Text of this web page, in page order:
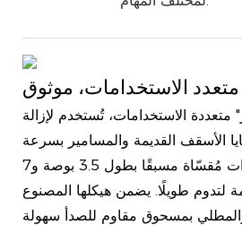
الاستخدامات، موثوق
متعددة الاستخدامات، تُستخدم لإزالة
الأسقف القديمة والمسامير بسرعة
وفعالية. تتميز بشفرات مُقسّاة مسبقًا بطول 3.5 بوصة و7
طويلًا. يضمن هيكلها المصنوع
والمطلي بمسحوق مقاوم للصدأ سهولة